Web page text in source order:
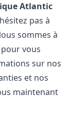
Atlantic
pas à
sommes à
vous
sur nos
et nos
maintenant